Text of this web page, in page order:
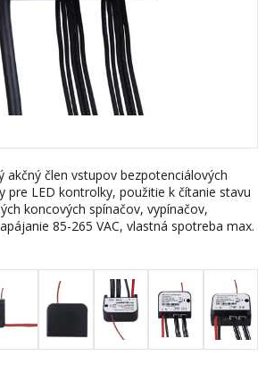
akčný člen vstupov bezpotenciálových
pre LED kontrolky, použitie k čítanie stavu
koncových spínačov, vypínačov,
85-265 VAC, vlastná spotreba max.